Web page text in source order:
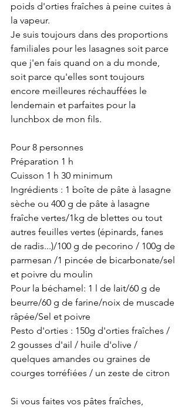
poids d'orties fraîches à peine cuites à
la vapeur.
Je suis toujours dans des proportions
familiales pour les lasagnes soit parce
que j'en fais quand on a du monde,
soit parce qu'elles sont toujours
encore meilleures réchauffées le
lendemain et parfaites pour la
lunchbox de mon fils.
Pour 8 personnes
Préparation 1 h
Cuisson 1 h 30 minimum
Ingrédients : 1 boîte de pâte à lasagne
sèche ou 400 g de pâte à lasagne
fraîche vertes/1kg de blettes ou tout
autres feuilles vertes (épinards, fanes
de radis...)/100 g de pecorino / 100g de
parmesan /1 pincée de bicarbonate/sel
et poivre du moulin
Pour la béchamel: 1 l de lait/60 g de
beurre/60 g de farine/noix de muscade
râpée/Sel et poivre
Pesto d'orties : 150g d'orties fraîches /
2 gousses d'ail / huile d'olive /
quelques amandes ou graines de
courges torréfiées / un zeste de citron
Si vous faites vos pâtes fraîches,